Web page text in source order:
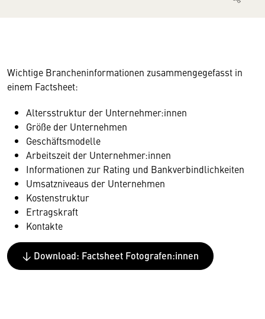
Wichtige Brancheninformationen zusammengegefasst in
einem Factsheet:
Altersstruktur der Unternehmer:innen
Größe der Unternehmen
Geschäftsmodelle
Arbeitszeit der Unternehmer:innen
Informationen zur Rating und Bankverbindlichkeiten
Umsatzniveaus der Unternehmen
Kostenstruktur
Ertragskraft
Kontakte
↓ Download: Factsheet Fotografen:innen